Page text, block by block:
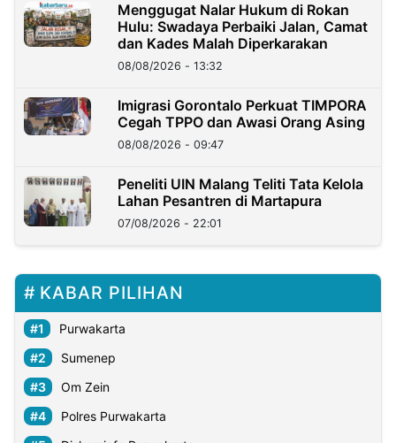
Menggugat Nalar Hukum di Rokan
Hulu: Swadaya Perbaiki Jalan, Camat
dan Kades Malah Diperkarakan
08/08/2026 - 13:32
Imigrasi Gorontalo Perkuat TIMPORA
Cegah TPPO dan Awasi Orang Asing
08/08/2026 - 09:47
Peneliti UIN Malang Teliti Tata Kelola
Lahan Pesantren di Martapura
07/08/2026 - 22:01
KABAR PILIHAN
Purwakarta
Sumenep
Om Zein
Polres Purwakarta